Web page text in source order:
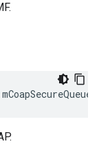
mCoapSecureQueue